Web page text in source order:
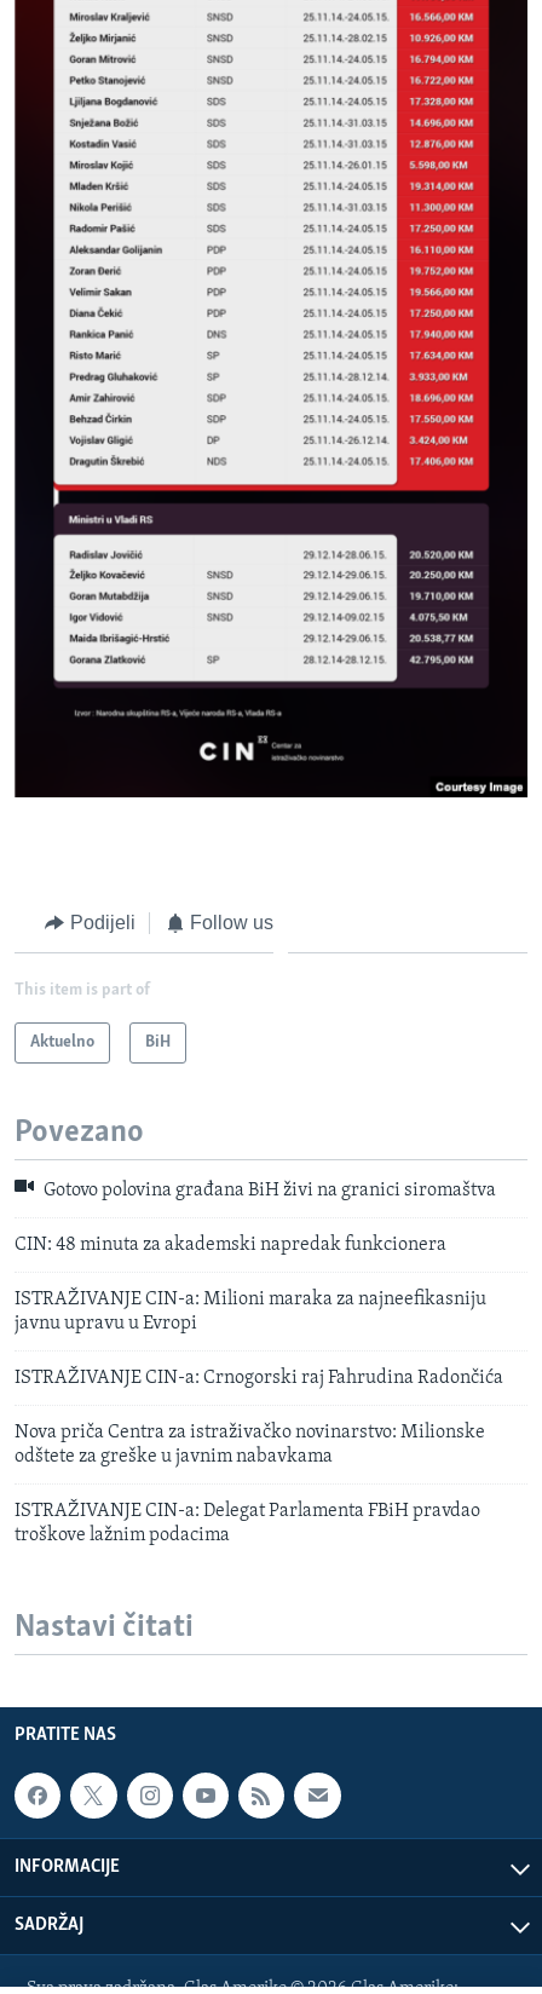
Podijeli Follow us
This item is part of
Aktuelno BiH
Povezano
Gotovo polovina građana BiH živi na granici siromaštva
CIN: 48 minuta za akademski napredak funkcionera
ISTRAŽIVANJE CIN-a: Milioni maraka za najneefikasniju
javnu upravu u Evropi
ISTRAŽIVANJE CIN-a: Crnogorski raj Fahrudina Radončića
Nova priča Centra za istraživačko novinarstvo: Milionske
odštete za greške u javnim nabavkama
ISTRAŽIVANJE CIN-a: Delegat Parlamenta FBiH pravdao
troškove lažnim podacima
Nastavi čitati
PRATITE NAS
INFORMACIJE
SADRŽAJ
Sva prava zadržana. Glas Amerike © 2026 Glas Amerike: